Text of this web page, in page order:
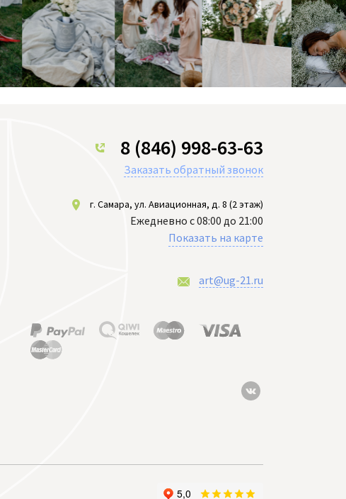
8 (846) 998-63-63
Заказать обратный звонок
г. Самара, ул. Авиационная, д. 8 (2 этаж)
Ежедневно с 08:00 до 21:00
Показать на карте
art@ug-21.ru